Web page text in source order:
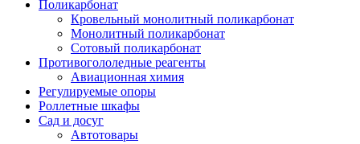
Поликарбонат
Кровельный монолитный поликарбонат
Монолитный поликарбонат
Сотовый поликарбонат
Противогололедные реагенты
Авиационная химия
Регулируемые опоры
Роллетные шкафы
Сад и досуг
Автотовары